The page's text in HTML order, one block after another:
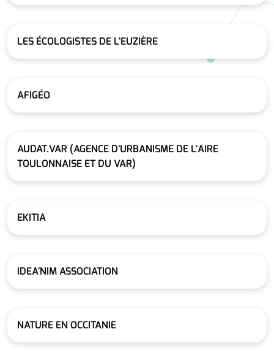
LES ÉCOLOGISTES DE L'EUZIÈRE
AFIGÉO
AUDAT.VAR (AGENCE D'URBANISME DE L'AIRE
TOULONNAISE ET DU VAR)
EKITIA
IDEA'NIM ASSOCIATION
NATURE EN OCCITANIE